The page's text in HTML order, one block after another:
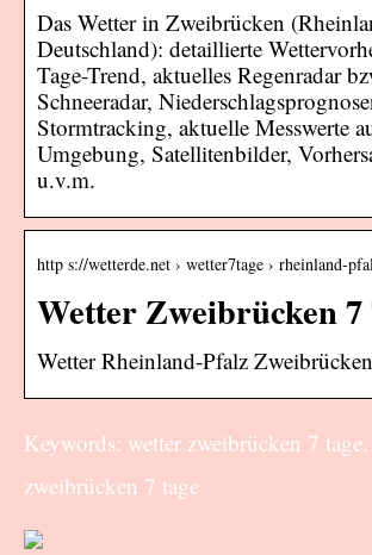
Das Wetter in Zweibrücken
Deutschland): detaillierte
Tage-Trend, aktuelles Regenradar
Schneeradar,
Stormtracking, aktuelle Messwerte
Umgebung, Satellitenbilder,
u.v.m.
http s://wetterde.net › wetter7tage › rheinland-
Wetter Zweibrücken 7
Wetter Rheinland-Pfalz
Keywords: wetter zweibrücken 7
zweibrücken 7 tage